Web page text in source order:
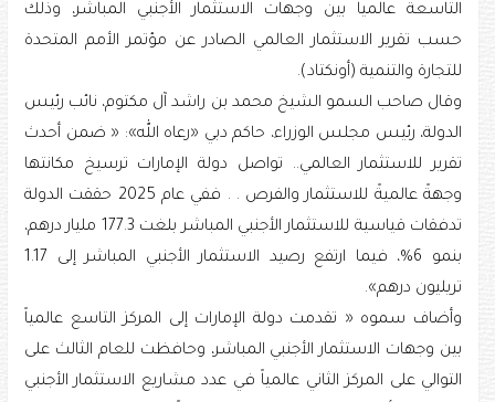
التاسعة عالمياً بين وجهات الاستثمار الأجنبي المباشر، وذلك
حسب تقرير الاستثمار العالمي الصادر عن مؤتمر الأمم المتحدة
للتجارة والتنمية (أونكتاد).
وقال صاحب السمو الشيخ محمد بن راشد آل مكتوم، نائب رئيس
الدولة، رئيس مجلس الوزراء، حاكم دبي «رعاه الله»: « ضمن أحدث
تقرير للاستثمار العالمي.. تواصل دولة الإمارات ترسيخ مكانتها
وجهةً عالميةً للاستثمار والفرص . . ففي عام 2025 حققت الدولة
تدفقات قياسية للاستثمار الأجنبي المباشر بلغت 177.3 مليار درهم،
بنمو 6%، فيما ارتفع رصيد الاستثمار الأجنبي المباشر إلى 1.17
تريليون درهم».
وأضاف سموه « تقدمت دولة الإمارات إلى المركز التاسع عالمياً
بين وجهات الاستثمار الأجنبي المباشر، وحافظت للعام الثالث على
التوالي على المركز الثاني عالمياً في عدد مشاريع الاستثمار الأجنبي